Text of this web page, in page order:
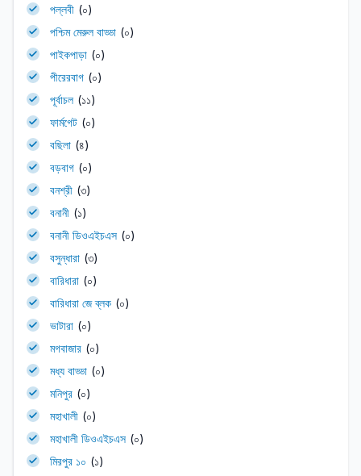
পল্লবী (০)
পশ্চিম মেরুল বাড্ডা (০)
পাইকপাড়া (০)
পীরেরবাগ (০)
পূর্বাচল (১১)
ফার্মগেট (০)
বছিলা (৪)
বড়বাগ (০)
বনশ্রী (৩)
বনানী (১)
বনানী ডিওএইচএস (০)
বসুন্ধারা (৩)
বারিধারা (০)
বারিধারা জে ব্লক (০)
ভাটারা (০)
মগবাজার (০)
মধ্য বাড্ডা (০)
মনিপুর (০)
মহাখালী (০)
মহাখালী ডিওএইচএস (০)
মিরপুর ১০ (১)